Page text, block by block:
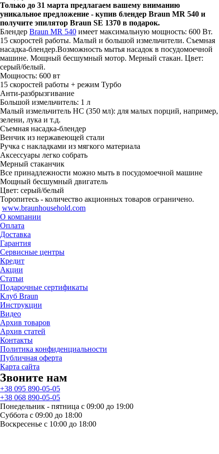
Только до 31 марта предлагаем вашему вниманию
уникальное предложение - купив блендер Braun MR 540 и
получите эпилятор Braun SE 1370 в подарок.
Блендер Braun MR 540 имеет максимальную мощность: 600 Вт.
15 скоростей работы. Малый и большой измельчители. Съемная
насадка-блендер.Возможность мытья насадок в посудомоечной
машине. Мощный бесшумный мотор. Мерный стакан. Цвет:
серый/белый.
Мощность: 600 вт
15 скоростей работы + режим Турбо
Анти-разбрызгивание
Большой измельчитель: 1 л
Малый измельчитель НC (350 мл): для малых порций, например,
зелени, лука и т.д.
Съемная насадка-блендер
Венчик из нержавеющей стали
Ручка с накладками из мягкого материала
Аксессуары легко собрать
Мерный стаканчик
Все принадлежности можно мыть в посудомоечной машине
Мощный бесшумный двигатель
Цвет: серый/белый
Торопитесь - количество акционных товаров ограничено.
www.braunhousehold.com
О компании
Оплата
Доставка
Гарантия
Сервисные центры
Кредит
Акции
Статьи
Подарочные сертификаты
Клуб Braun
Инструкции
Видео
Архив товаров
Архив статей
Контакты
Политика конфиденциальности
Публичная оферта
Карта сайта
Звоните нам
+38 095 890-05-05
+38 068 890-05-05
Понедельник - пятница с 09:00 до 19:00
Суббота с 09:00 до 18:00
Воскресенье с 10:00 до 18:00